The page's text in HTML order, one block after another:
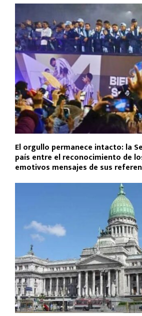
El orgullo permanece intacto: la
país entre el reconocimiento de
emotivos mensajes de sus